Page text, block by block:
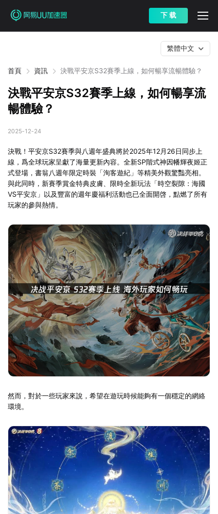
下 载
首頁 資訊 決戰平安京S32賽季上線，如何暢享流暢體驗？
繁體中文
決戰平安京S32賽季上線，如何暢享流
暢體驗？
2025-12-24
決戰！平安京S32賽季與八週年盛典將於2025年12月26日同步上
線，爲全球玩家呈獻了海量更新內容。全新SP階式神因幡輝夜姬正
式登場，書翁八週年限定時裝「洵客遊紀」等精美外觀驚豔亮相。
與此同時，新賽季賞金特典皮膚、限時全新玩法「時空裂隙：海國
VS平安京」以及豐富的週年慶福利活動也已全面開啓，點燃了所有
玩家的參與熱情。
然而，對於一些玩家來說，希望在遊玩時候能夠有一個穩定的網絡
環境。